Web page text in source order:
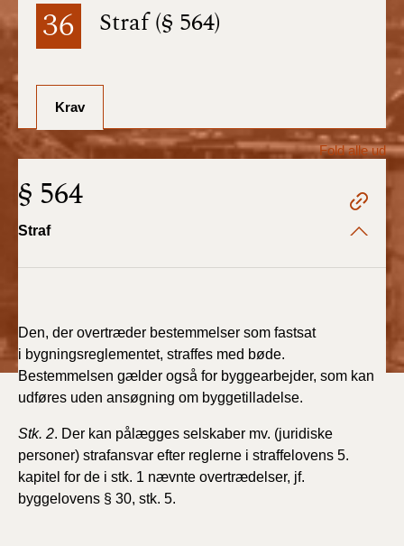
36 Straf (§ 564)
BR18 (Aktuelt)
2025)
BR18 (1/7- 31/12
2024)
2023)
BR18 (17/9 - 31/12
BR18 (1/7 - 16/9
2022)
BR18 (1/1 - 30/6
Krav
Fold alle ud
§ 564
Straf
Den, der overtræder bestemmelser som fastsat
i bygningsreglementet, straffes med bøde.
Bestemmelsen gælder også for byggearbejder, som kan
udføres uden ansøgning om byggetilladelse.
Stk. 2. Der kan pålægges selskaber mv. (juridiske
personer) strafansvar efter reglerne i straffelovens 5.
kapitel for de i stk. 1 nævnte overtrædelser, jf.
byggelovens § 30, stk. 5.